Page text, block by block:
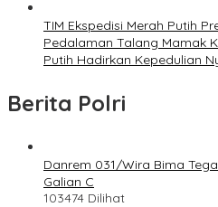
TIM Ekspedisi Merah Putih
Pedalaman Talang Mamak
Putih Hadirkan Kepedulian
Berita Polri
Danrem 031/Wira Bima
Galian C
103474 Dilihat